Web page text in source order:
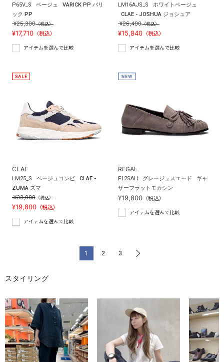
P65V_S ベージュ
VARICK PP バリ
ック PP
¥25,300（税込）
¥17,710 （税込）
アイテムを選んで比較
LM16AJS_S
ホワイトベージュ
CLAE - JOSHUA ジョシュア
¥26,400（税込）
¥15,840 （税込）
アイテムを選んで比較
CLAE
LM25_S ベージュコンビ
CLAE -
ZUMA ズマ
¥33,000（税込）
¥19,800 （税込）
アイテムを選んで比較
REGAL
F12SAH グレージュスエード
ギャ
ザーフラットモカシン
¥19,800 （税込）
アイテムを選んで比較
1 2 3 >
スタイリング